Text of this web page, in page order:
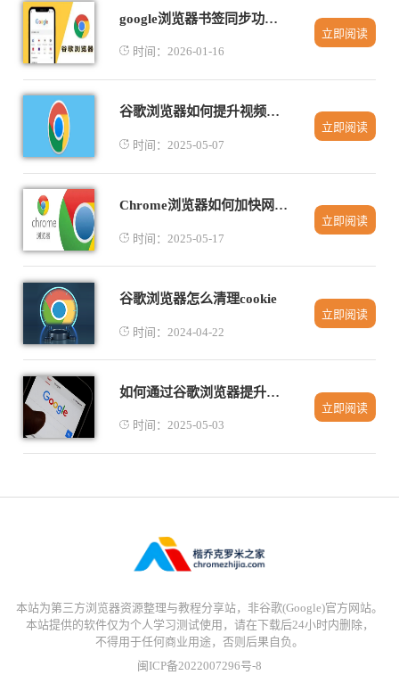
google浏览器书签同步功能常见问题解决
时间：2026-01-16
立即阅读
谷歌浏览器如何提升视频缓冲的速度
时间：2025-05-07
立即阅读
Chrome浏览器如何加快网页响应时间
时间：2025-05-17
立即阅读
谷歌浏览器怎么清理cookie
时间：2024-04-22
立即阅读
如何通过谷歌浏览器提升视频内容加载时的效率
时间：2025-05-03
立即阅读
本站为第三方浏览器资源整理与教程分享站，非谷歌(Google)官方网站。
本站提供的软件仅为个人学习测试使用，请在下载后24小时内删除，
不得用于任何商业用途，否则后果自负。
闽ICP备2022007296号-8